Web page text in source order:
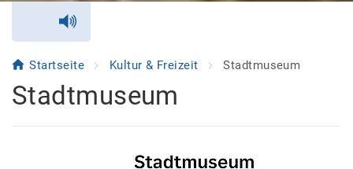
Startseite Kultur & Freizeit Stadtmuseum
Stadtmuseum